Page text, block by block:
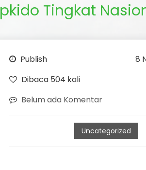
Tingkat
Publish
8
Dibaca 504 kali
Belum ada Komentar
Uncategorized